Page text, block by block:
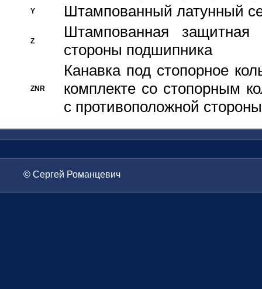
Y Штампованный латунный
Z
Штампованная
стороны подшипника
ZNR
Канавка под стопорное
комплекте со стопорным
с противоположной стороны
© Сергей Романцевич